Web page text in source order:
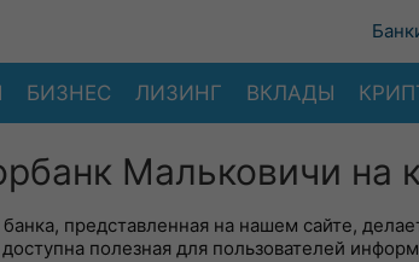
БИЗНЕС ЛИЗИНГ ВКЛАДЫ
Мальковичи на
представленная на нашем сайте,
полезная для пользователей